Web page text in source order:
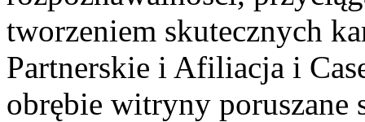
tworzeniem skutecznych
Partnerskie i Afiliacja i
obrębie witryny